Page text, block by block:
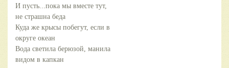
И пусть...пока мы вместе тут,
не страшна беда
Куда же крысы побегут, если в
округе океан
Вода светила берюзой, манила
видом в капкан